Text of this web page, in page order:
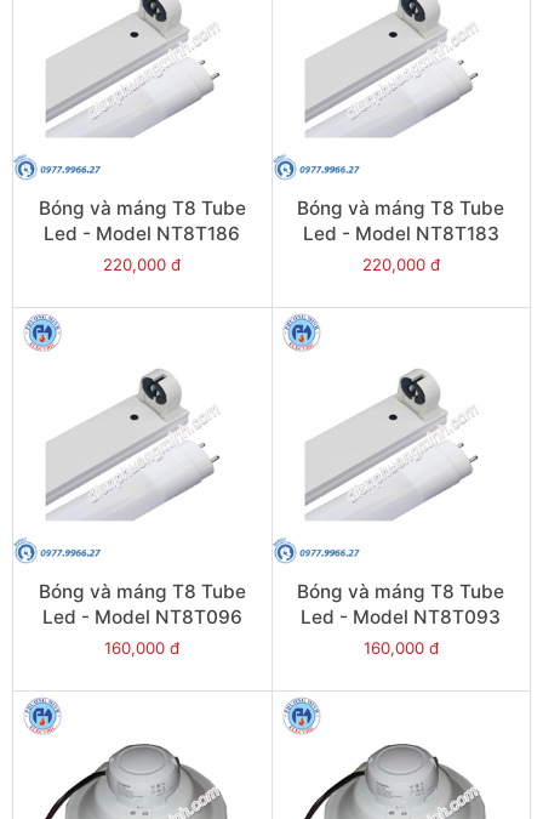
Bóng và máng T8 Tube
Led - Model NT8T186
220,000 đ
Bóng và máng T8 Tube
Led - Model NT8T183
220,000 đ
Bóng và máng T8 Tube
Led - Model NT8T096
160,000 đ
Bóng và máng T8 Tube
Led - Model NT8T093
160,000 đ